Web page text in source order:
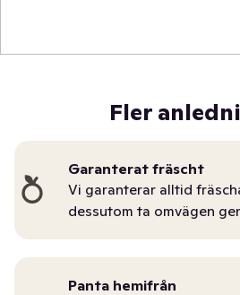
Fler
Garanterat fräscht
Vi garanterar alltid
dessutom ta omvägen
Panta hemifrån